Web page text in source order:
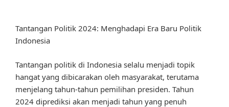
Tantangan Politik 2024: Menghadapi Era Baru Politik
Indonesia
Tantangan politik di Indonesia selalu menjadi topik
hangat yang dibicarakan oleh masyarakat, terutama
menjelang tahun-tahun pemilihan presiden. Tahun
2024 diprediksi akan menjadi tahun yang penuh